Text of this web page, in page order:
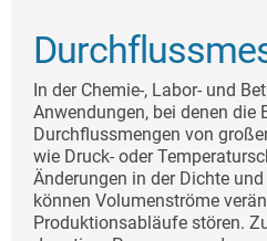
In der Chemie-, Labor- und
Anwendungen, bei denen die
Durchflussmengen von
wie Druck- oder
Änderungen in der Dichte
können Volumenströme
Produktionsabläufe stören.